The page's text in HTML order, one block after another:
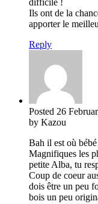
difficile !
Ils ont de la
apporter le
Reply
Posted 26
by Kazou
Bah il est où
Magnifiques les
petite Alba, tu
Coup de coeur
dois être un peu
bois un peu